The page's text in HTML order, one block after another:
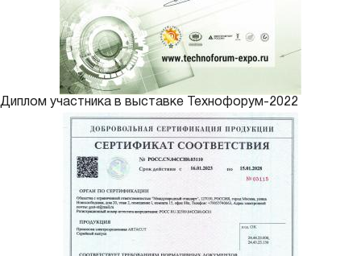
Диплом участника в выставке Технофорум-2022